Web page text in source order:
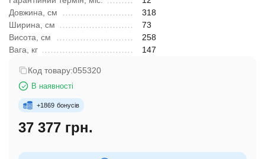
Довжина, см
318
Ширина, см
73
Висота, см
258
Вага, кг
147
Код товару:055320
В наявності
+1869 бонусів
37 377 грн.